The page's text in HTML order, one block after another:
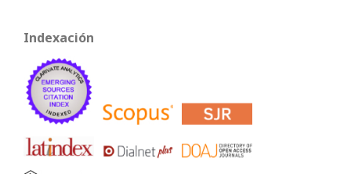
Indexación